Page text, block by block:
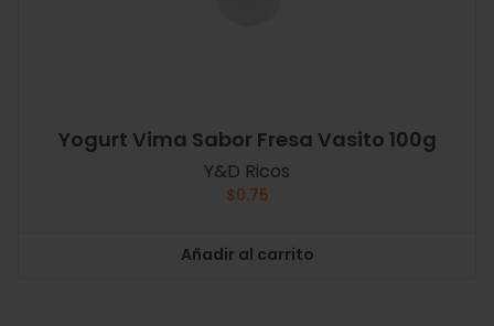
Yogurt Vima Sabor Fresa Vasito 100g
Y&D Ricos
$0.75
Añadir al carrito